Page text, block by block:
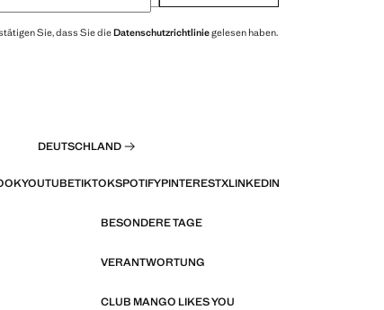
Sie, dass Sie dieDatenschutzrichtliniegelesen haben.
DEUTSCHLAND
YOUTUBETIKTOKSPOTIFYPINTERESTXLINKEDIN
BESONDERE TAGE
VERANTWORTUNG
CLUB MANGO LIKES YOU